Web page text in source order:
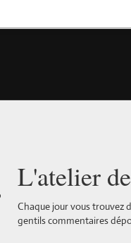
L'atelier
Chaque jour vous trouvez
gentils commentaires